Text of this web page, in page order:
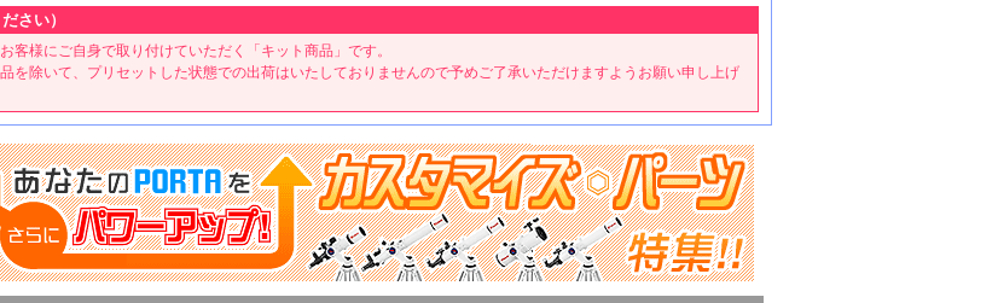
さい）
客様にご自身で取り付けていただく「キット商品」です。
を除いて、プリセットした状態での出荷はいたしておりませんので予めご了承いただけますようお願い申し上げ